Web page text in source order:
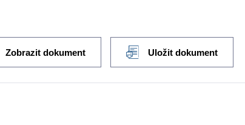
Zobrazit dokument Uložit dokument